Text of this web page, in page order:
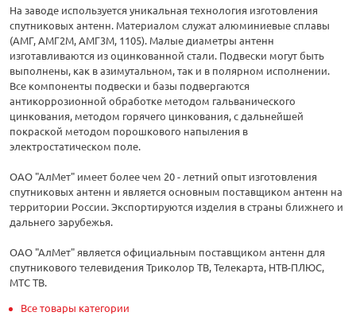
На заводе используется уникальная технология изготовления
спутниковых антенн. Материалом служат алюминиевые сплавы
(АМГ, АМГ2М, АМГ3М, 1105). Малые диаметры антенн
изготавливаются из оцинкованной стали. Подвески могут быть
выполнены, как в азимутальном, так и в полярном исполнении.
Все компоненты подвески и базы подвергаются
антикоррозионной обработке методом гальванического
цинкования, методом горячего цинкования, с дальнейшей
покраской методом порошкового напыления в
электростатическом поле.
ОАО "АлМет" имеет более чем 20 - летний опыт изготовления
спутниковых антенн и является основным поставщиком антенн на
территории России. Экспортируются изделия в страны ближнего и
дальнего зарубежья.
ОАО "АлМет" является официальным поставщиком антенн для
спутникового телевидения Триколор ТВ, Телекарта, НТВ-ПЛЮС,
МТС ТВ.
Все товары категории